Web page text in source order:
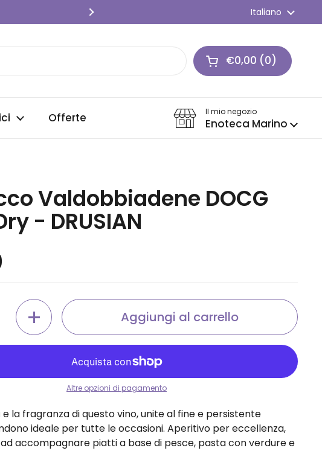
SPEDIZIONE GRATIS 🍇 Per ordini
Successivo Lingua
Italiano
Apri carrello
Carrello Totale:
€0,00 0
prodotti nel
Offerte Il mio negozio
Enoteca Marino
Valdobbiadene DOCG
- DRUSIAN
listino
Aggiungi al carrello
Altre opzioni di pagamento
e la fragranza di questo vino, unite al fine e persistente
ideale per tutte le occasioni. Aperitivo per eccellenza,
accompagnare piatti a base di pesce, pasta con verdure e